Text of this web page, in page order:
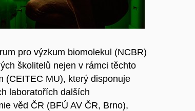
pro výzkum biomolekul (NCBR)
školitelů nejen v rámci těchto
(CEITEC MU), který disponuje
laboratořích dalších
věd ČR (BFÚ AV ČR, Brno),